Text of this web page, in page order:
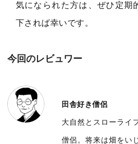
気になられた方は、ぜひ定期
下されば幸いです。
今回のレビュワー
田舎好き僧侶
大自然とスローライ
僧侶。将来は畑をい